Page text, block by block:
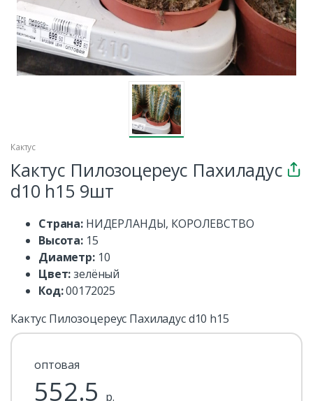
Кактус
Кактус Пилозоцереус Пахиладус
d10 h15 9шт
Страна: НИДЕРЛАНДЫ, КОРОЛЕВСТВО
Высота: 15
Диаметр: 10
Цвет:зелёный
Код:00172025
Кактус Пилозоцереус Пахиладус d10 h15
оптовая
552.5 р.